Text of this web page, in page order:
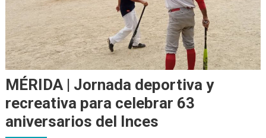
MÉRIDA | Jornada deportiva y
recreativa para celebrar 63
aniversarios del Inces